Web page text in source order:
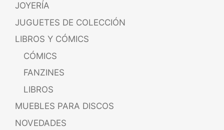
JOYERÍA
JUGUETES DE COLECCIÓN
LIBROS Y CÓMICS
CÓMICS
FANZINES
LIBROS
MUEBLES PARA DISCOS
NOVEDADES